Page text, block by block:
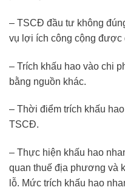
– TSCĐ đầu tư không
vụ lợi ích công cộng được
– Trích khấu hao vào chi
bằng nguồn khác.
– Thời điểm trích khấu
TSCĐ.
– Thực hiện khấu hao
quan thuế địa phương và
lỗ. Mức trích khấu hao